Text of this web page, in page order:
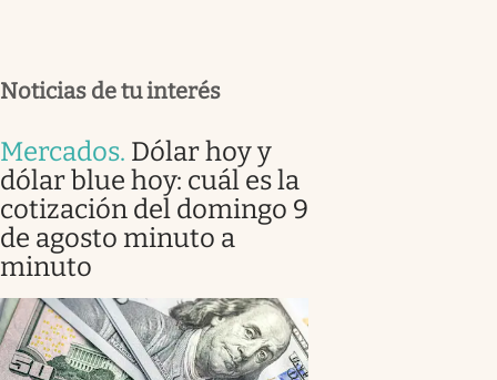
Noticias de tu interés
Mercados. Dólar hoy y
dólar blue hoy: cuál es la
cotización del domingo 9
de agosto minuto a
minuto